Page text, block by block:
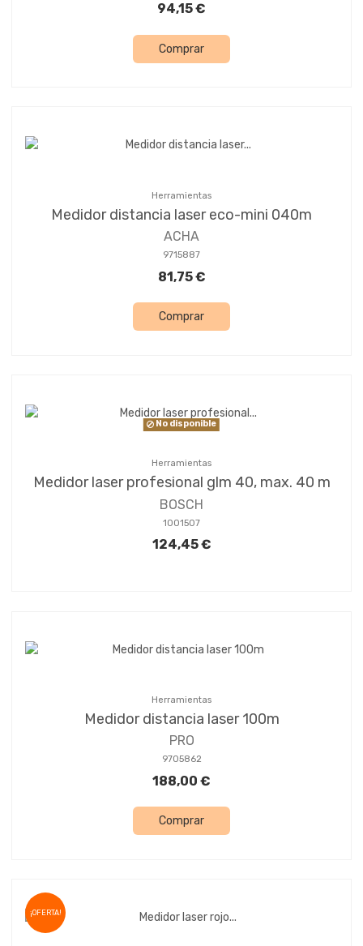
94,15 €
Comprar
Herramientas
Medidor distancia laser eco-mini 040m
ACHA
9715887
81,75 €
Comprar
No disponible
Herramientas
Medidor laser profesional glm 40, max. 40 m
BOSCH
1001507
124,45 €
Herramientas
Medidor distancia laser 100m
PRO
9705862
188,00 €
Comprar
¡OFERTA!